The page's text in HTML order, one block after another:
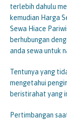
terlebih dahulu
kemudian Harga
Sewa Hiace
berhubungan
anda sewa untuk
Tentunya yang
mengetahui
beristirahat yang
Pertimbangan